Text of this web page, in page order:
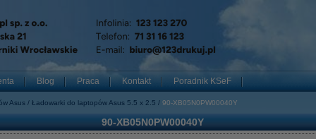
Blog Praca Kontakt Poradnik KSeF
Asus Ładowarki do laptopów Asus 5.5 x 2.5 90-XB05N0PW00040Y
90-XB05N0PW00040Y